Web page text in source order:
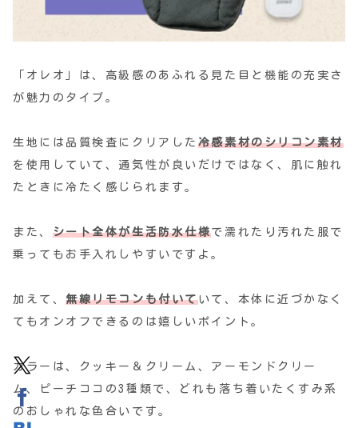
「オレオ」は、高級感のあふれる見た目と機能の充実さ
が魅力のタイプ。
生地には品質検査にクリアした 冷感素材のシリコン素材
を使用していて、通気性が良いだけではなく、肌に触れ
たときに冷たく感じられます。
また、 シート全体が生活防水仕様で濡れたり汚れた服で
乗ってもお手入れしやすいですよ。
加えて、無線リモコンも付いていて、本体に近づかなく
てもオンオフできるのは嬉しいポイント。
カラーは、クッキー＆クリーム、アーモンドクリー
ム、ピーチココの3種類で、どれも落ち着いたくすみ系
のおしゃれな色合いです。